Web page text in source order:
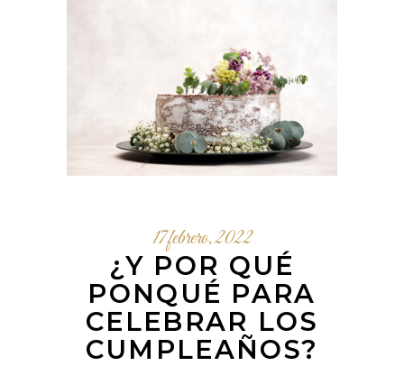
17 febrero, 2022
¿Y POR QUÉ
PONQUÉ PARA
CELEBRAR LOS
CUMPLEAÑOS?